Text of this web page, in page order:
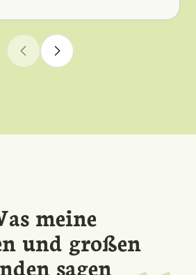
meine
und großen
sagen